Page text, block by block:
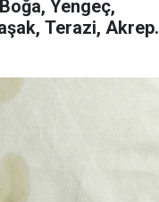
Yengeç,
Terazi, Akrep,